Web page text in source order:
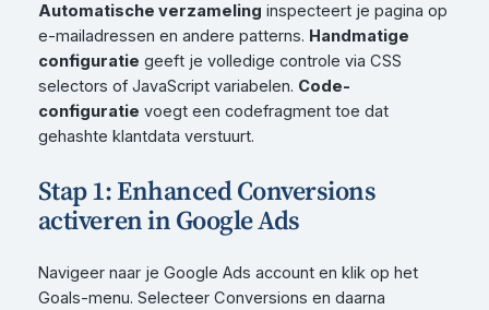
Automatische verzameling inspecteert je pagina op
e-mailadressen en andere patterns. Handmatige
configuratie geeft je volledige controle via CSS
selectors of JavaScript variabelen. Code-
configuratie voegt een codefragment toe dat
gehashte klantdata verstuurt.
Stap 1: Enhanced Conversions
activeren in Google Ads
Navigeer naar je Google Ads account en klik op het
Goals-menu. Selecteer Conversions en daarna